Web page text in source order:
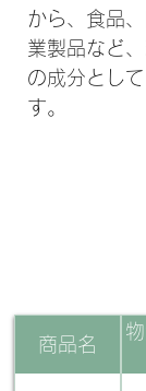
から、食品
業製品など
の成分とし
す。
商品名